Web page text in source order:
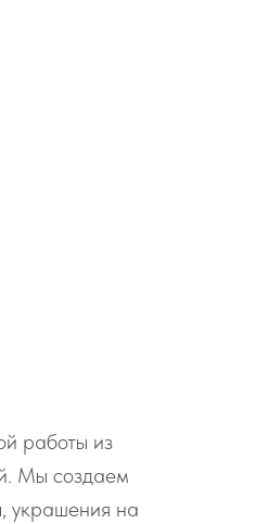
работы из
Мы создаем
украшения на